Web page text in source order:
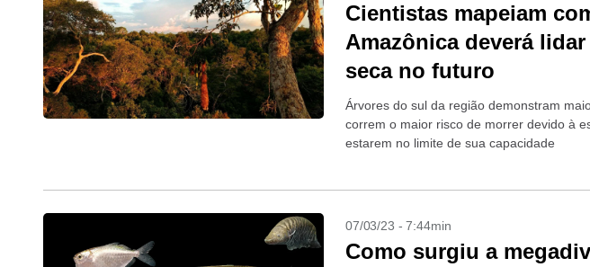
Cientistas mapeiam
Amazônica deverá
seca no futuro
Árvores do sul da região demonstram
correm o maior risco de morrer devido à
estarem no limite de sua capacidade
07/03/23 - 7:44min
Como surgiu a